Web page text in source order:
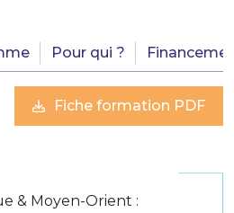
Pour qui ?
Fiche formation PDF
& Moyen-Orient :